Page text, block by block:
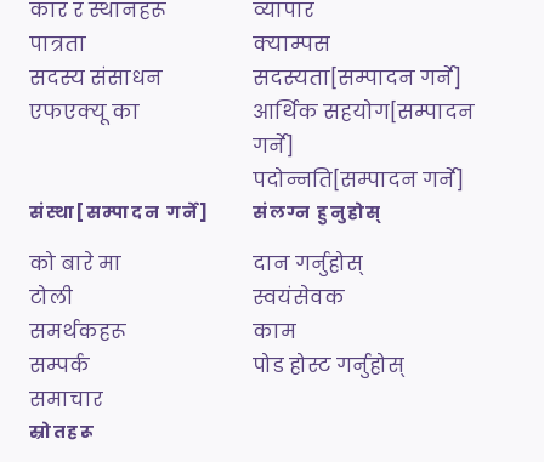
कार र स्थानहरू
पात्रता
सदस्य संसाधन
एफएक्यू का
व्यापार
क्याम्पस
सदस्यता[सम्पादन गर्ने]
आर्थिक सहयोग[सम्पादन
गर्ने]
पदोन्नति[सम्पादन गर्ने]
संस्था[सम्पादन गर्ने]
को बारे मा
टोली
समर्थकहरू
सम्पर्क
समाचार
संलग्न हुनुहोस्
दान गर्नुहोस्
स्वयंसेवक
काम
पोड होस्ट गर्नुहोस्
स्रोतहरू